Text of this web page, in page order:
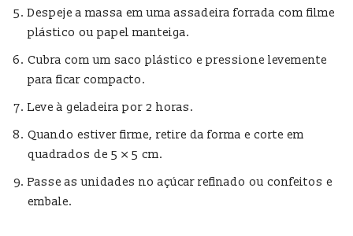
Despeje a massa em uma assadeira forrada com filme
plástico ou papel manteiga.
Cubra com um saco plástico e pressione levemente
para ficar compacto.
Leve à geladeira por 2 horas.
Quando estiver firme, retire da forma e corte em
quadrados de 5 × 5 cm.
Passe as unidades no açúcar refinado ou confeitos e
embale.